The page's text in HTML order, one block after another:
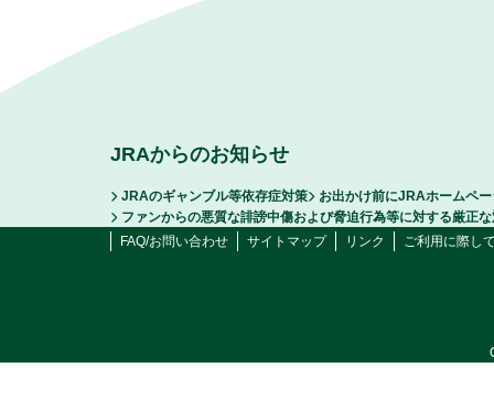
JRAからのお知らせ
JRAのギャンブル等依存症対策
お出かけ前にJRAホームペ
ファンからの悪質な誹謗中傷および脅迫行為等に対する厳正
FAQ/お問い合わせ
サイトマップ リンク ご利用に際し